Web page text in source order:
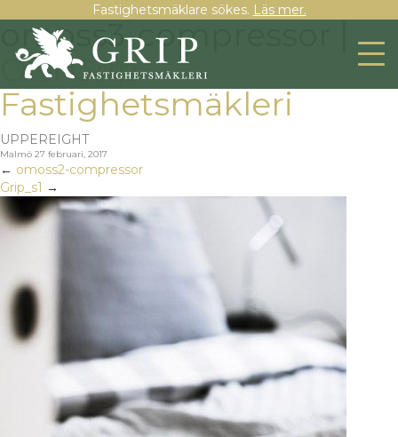
Fastighetsmäklare sökes. Läs mer.
omoss3-compressor | ←
Om Grip
Fastighetsmäkleri
UPPEREIGHT
Malmö 27 februari, 2017
← omoss2-compressor
Grip_s1 →